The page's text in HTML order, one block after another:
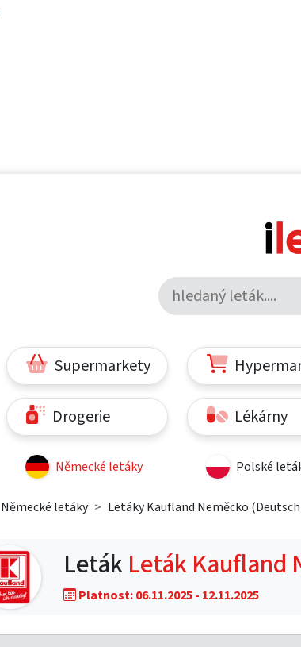
Supermarkety
Drogerie Lékárny
Německé letáky Polské
Německé letáky Letáky Kaufland Neměcko
LetákLeták Kaufland
Platnost: 06.11.2025 - 12.11.2025